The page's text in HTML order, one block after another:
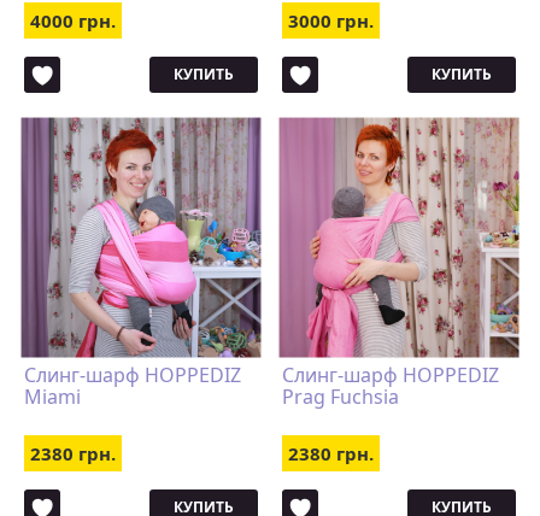
4000 грн.
КУПИТЬ
3000 грн.
КУПИТЬ
Слинг-шарф HOPPEDIZ
Miami
2380 грн.
КУПИТЬ
Слинг-шарф HOPPEDIZ
Prag Fuchsia
2380 грн.
КУПИТЬ